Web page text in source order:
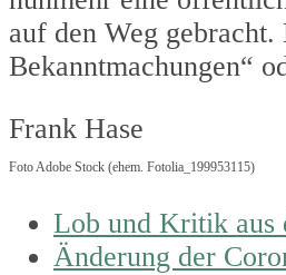
auf den Weg
Bekanntmachungen“
Frank Hase
Foto Adobe Stock (ehem. Fotolia_199953115)
previous
post:
Lob und Kritik aus
next
Änderung der